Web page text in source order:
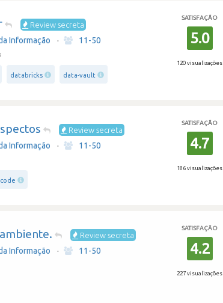
Review secreta
Informação · 11-50
databricks data-vault
SATISFAÇÃO
5.0
120 visualizações
Review secreta
Informação · 11-50
SATISFAÇÃO
4.7
186 visualizações
Review secreta
Informação · 11-50
SATISFAÇÃO
4.2
227 visualizações